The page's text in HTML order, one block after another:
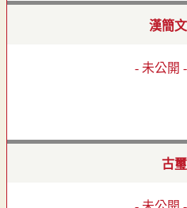
漢簡
- 未公開 -
古